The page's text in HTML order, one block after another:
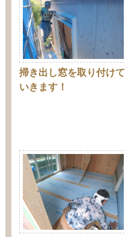
掃き出し窓を取り付けて
いきます！